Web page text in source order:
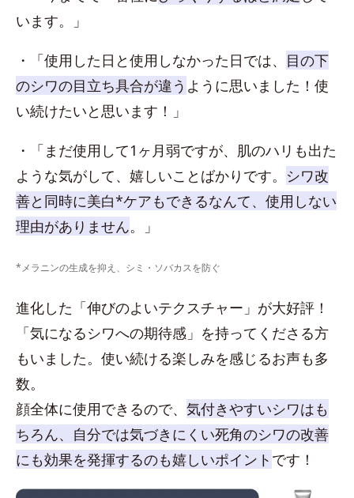
います。」
・「使用した日と使用しなかった日では、 目の下
のシワの目立ち具合が違う ように思いました！使
い続けたいと思います！」
・「まだ使用して1ヶ月弱ですが、肌のハリも出た
ような気がして、嬉しいことばかりです。 シワ改
善と同時に美白*ケアもできるなんて、使用しない
理由がありません。」
*メラニンの生成を抑え、シミ・ソバカスを防ぐ
進化した「伸びのよいテクスチャー」が大好評！
「気になるシワへの期待感」を持ってくださる方
もいました。使い続ける楽しみを感じるお声も多
数。
顔全体に使用できるので、 気付きやすいシワはも
ちろん、自分では気づきにくい死角のシワの改善
にも効果を発揮するのも嬉しいポイント です！